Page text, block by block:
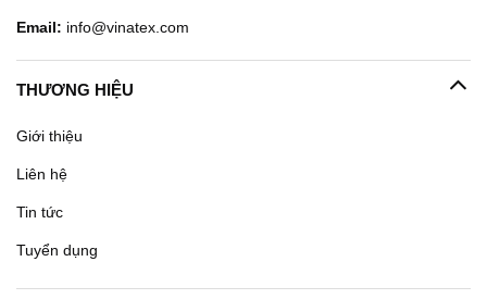
Email: info@vinatex.com
THƯƠNG HIỆU
Giới thiệu
Liên hệ
Tin tức
Tuyển dụng